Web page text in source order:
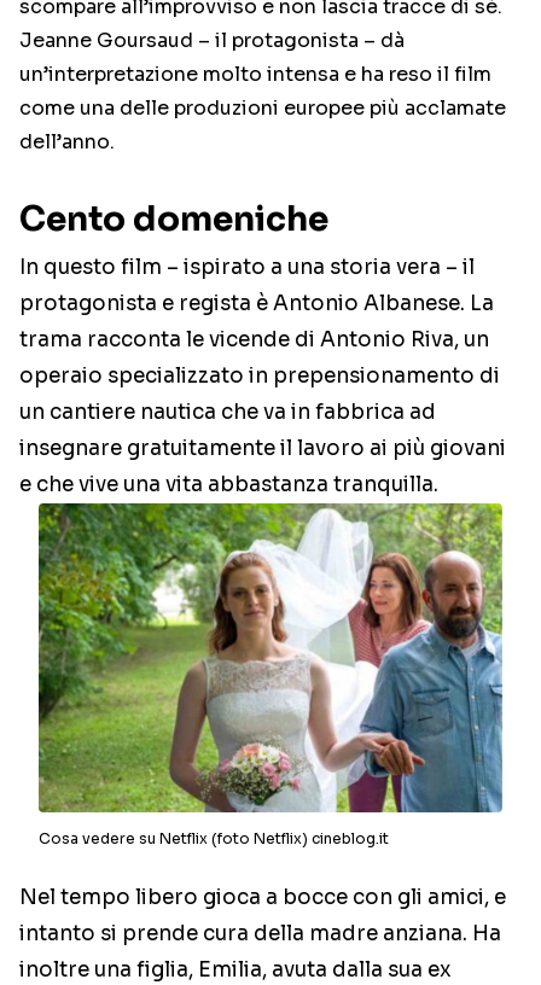
scompare all’improvviso e non lascia tracce di sé.
Jeanne Goursaud – il protagonista – dà
un’interpretazione molto intensa e ha reso il film
come una delle produzioni europee più acclamate
dell’anno.
Cento domeniche
In questo film – ispirato a una storia vera – il
protagonista e regista è Antonio Albanese. La
trama racconta le vicende di Antonio Riva, un
operaio specializzato in prepensionamento di
un cantiere nautica che va in fabbrica ad
insegnare gratuitamente il lavoro ai più giovani
e che vive una vita abbastanza tranquilla.
Cosa vedere su Netflix (foto Netflix) cineblog.it
Nel tempo libero gioca a bocce con gli amici, e
intanto si prende cura della madre anziana. Ha
inoltre una figlia, Emilia, avuta dalla sua ex